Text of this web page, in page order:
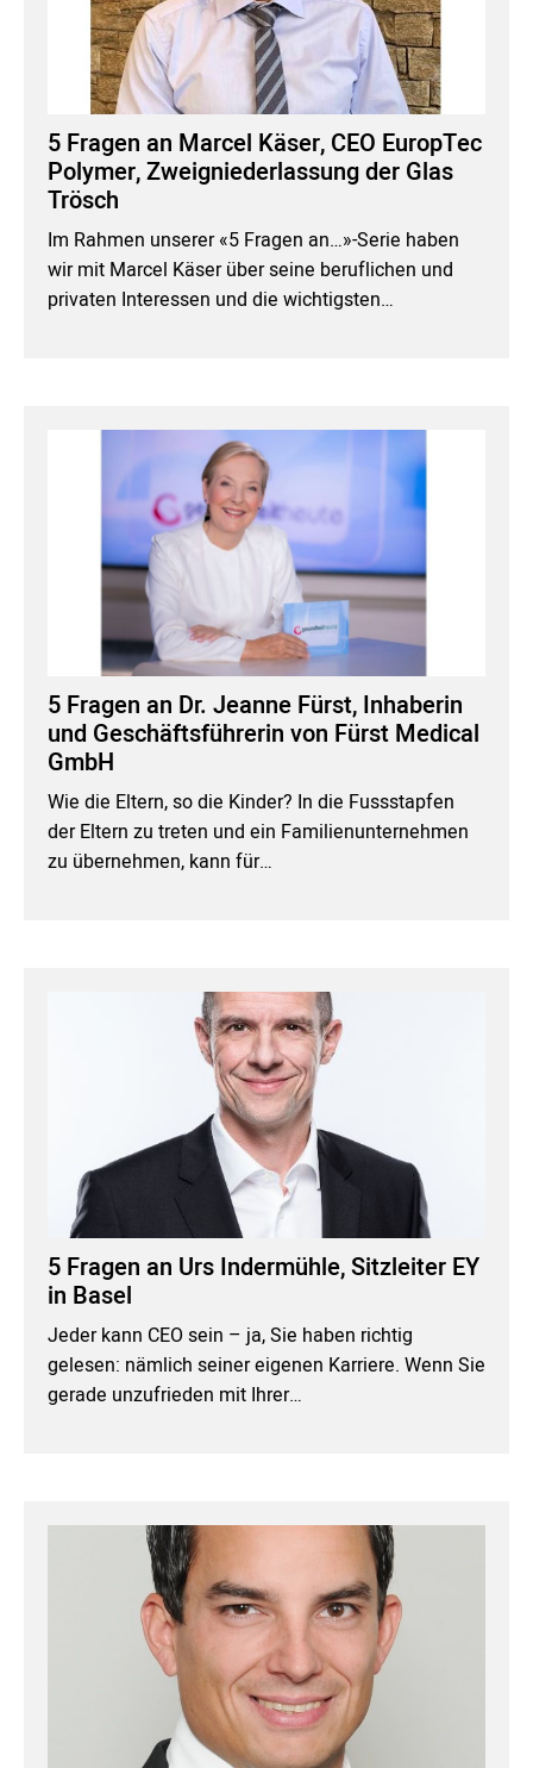
5 Fragen an Marcel Käser, CEO EuropTec
Polymer, Zweigniederlassung der Glas
Trösch
Im Rahmen unserer «5 Fragen an…»-Serie haben
wir mit Marcel Käser über seine beruflichen und
privaten Interessen und die wichtigsten…
5 Fragen an Dr. Jeanne Fürst, Inhaberin
und Geschäftsführerin von Fürst Medical
GmbH
Wie die Eltern, so die Kinder? In die Fussstapfen
der Eltern zu treten und ein Familienunternehmen
zu übernehmen, kann für…
5 Fragen an Urs Indermühle, Sitzleiter EY
in Basel
Jeder kann CEO sein – ja, Sie haben richtig
gelesen: nämlich seiner eigenen Karriere. Wenn Sie
gerade unzufrieden mit Ihrer…